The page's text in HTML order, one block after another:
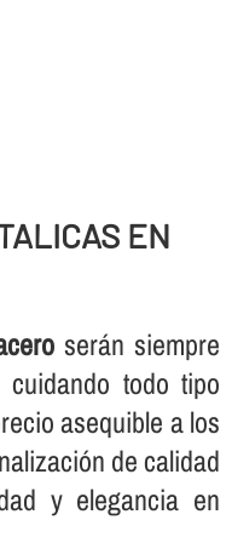
EN
serán siempre
cuidando todo tipo
asequible a los
de calidad
y elegancia en